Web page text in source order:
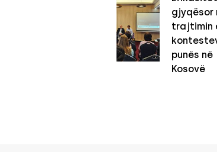
gjyqësor
trajtimin
punës në
Kosovë